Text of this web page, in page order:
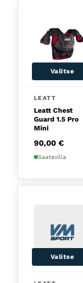
Valitse
LEATT
Leatt Chest
Guard 1.5 Pro
Mini
90,00 €
Saatavilla
Valitse